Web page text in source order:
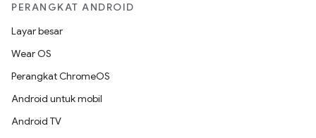
PERANGKAT ANDROID
Layar besar
Wear OS
Perangkat ChromeOS
Android untuk mobil
Android TV